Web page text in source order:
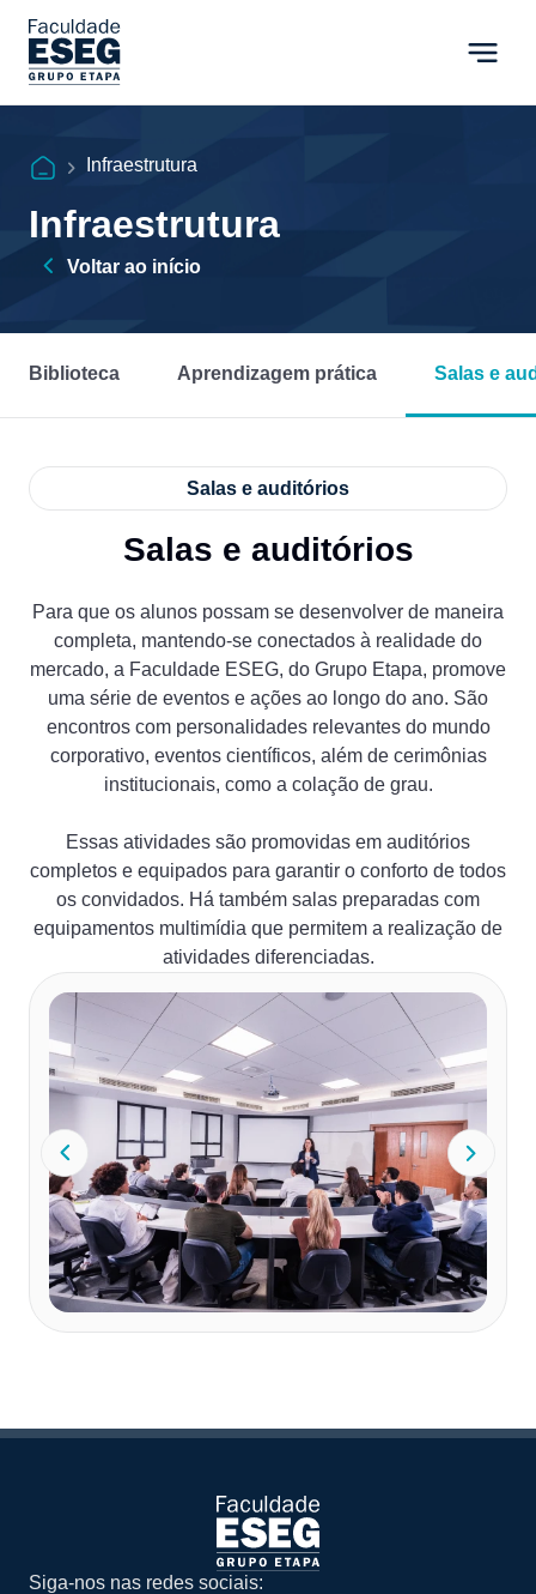
Infraestrutura
Infraestrutura
Voltar ao início
Biblioteca Aprendizagem prática Salas e
Salas e auditórios
Salas e auditórios
Para que os alunos possam se desenvolver de maneira
completa, mantendo-se conectados à realidade do
mercado, a Faculdade ESEG, do Grupo Etapa, promove
uma série de eventos e ações ao longo do ano. São
encontros com personalidades relevantes do mundo
corporativo, eventos científicos, além de cerimônias
institucionais, como a colação de grau.
Essas atividades são promovidas em auditórios
completos e equipados para garantir o conforto de todos
os convidados. Há também salas preparadas com
equipamentos multimídia que permitem a realização de
atividades diferenciadas.
Siga-nos nas redes sociais: